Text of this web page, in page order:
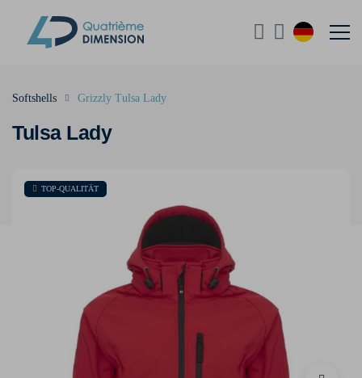
Tulsa Lady
Softshells Grizzly Tulsa Lady
TOP-QUALITÄT